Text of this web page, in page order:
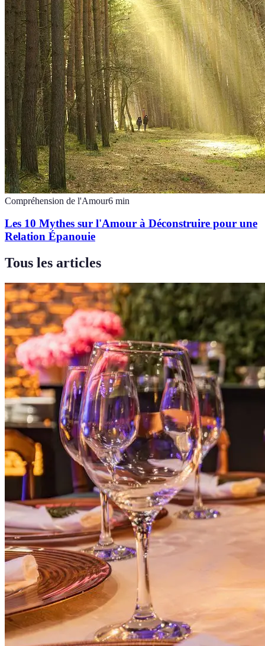
Compréhension de l'Amour6 min
Les 10 Mythes sur l'Amour à Déconstruire pour une
Relation Épanouie
Tous les articles